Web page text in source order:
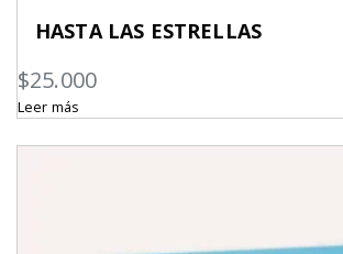
HASTA LAS ESTRELLAS
$25.000
Leer más